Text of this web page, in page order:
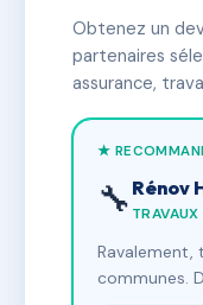
Obtenez un
partenaires
assurance,
★
🔧 Rénov
Ravalement,
communes.